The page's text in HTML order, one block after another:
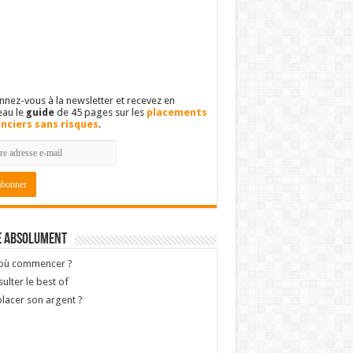
vous à la newsletter et recevez en
le guidede 45 pages sur les placements
sans risques.
commencer ?
le best of
son argent ?